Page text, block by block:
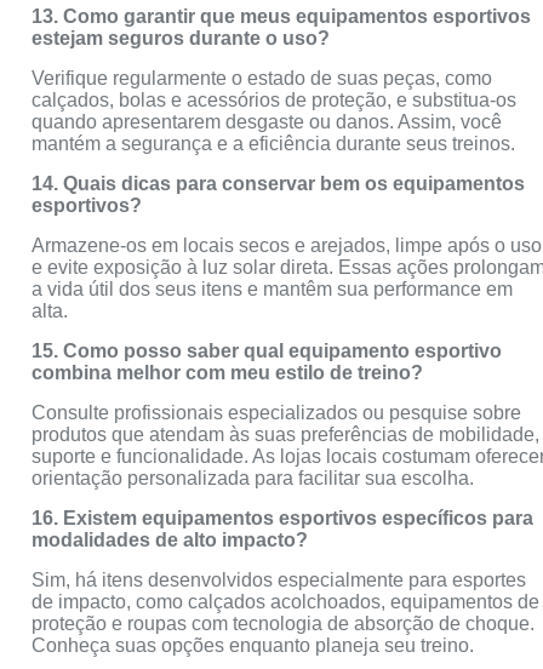
13. Como garantir que meus equipamentos esportivos
estejam seguros durante o uso?
Verifique regularmente o estado de suas peças, como
calçados, bolas e acessórios de proteção, e substitua-os
quando apresentarem desgaste ou danos. Assim, você
mantém a segurança e a eficiência durante seus treinos.
14. Quais dicas para conservar bem os equipamentos
esportivos?
Armazene-os em locais secos e arejados, limpe após o uso
e evite exposição à luz solar direta. Essas ações
a vida útil dos seus itens e mantêm sua performance em
alta.
15. Como posso saber qual equipamento esportivo
combina melhor com meu estilo de treino?
Consulte profissionais especializados ou pesquise sobre
produtos que atendam às suas preferências de mobilidade,
suporte e funcionalidade. As lojas locais costumam
orientação personalizada para facilitar sua escolha.
16. Existem equipamentos esportivos específicos para
modalidades de alto impacto?
Sim, há itens desenvolvidos especialmente para esportes
de impacto, como calçados acolchoados, equipamentos de
proteção e roupas com tecnologia de absorção de choque.
Conheça suas opções enquanto planeja seu treino.